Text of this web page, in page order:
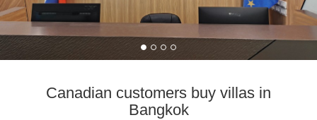
Canadian customers buy villas in
Bangkok